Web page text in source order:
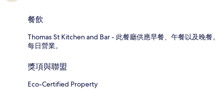
餐飲
Thomas St Kitchen and Bar - 此餐廳供應早餐、午餐以及晚餐。
每日營業。
獎項與聯盟
Eco-Certified Property